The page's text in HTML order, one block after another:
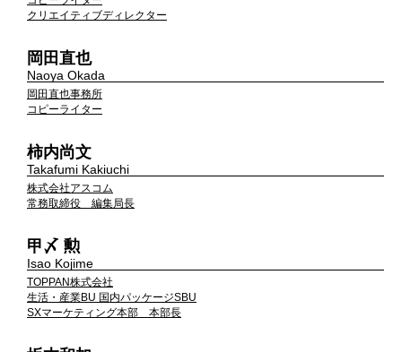
クリエイティブディレクター
岡田直也
Naoya Okada
岡田直也事務所
コピーライター
柿内尚文
Takafumi Kakiuchi
株式会社アスコム
常務取締役 編集局長
甲〆 勲
Isao Kojime
TOPPAN株式会社
生活・産業BU 国内パッケージSBU
SXマーケティング本部 本部長